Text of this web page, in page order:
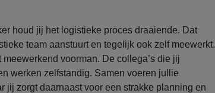
houd jij het logistieke proces draaiende. Dat
team aanstuurt en tegelijk ook zelf meewerkt.
voorman. De collega’s die jij
werken zelfstandig. Samen voeren jullie
jij zorgt daarnaast voor een strakke planning en